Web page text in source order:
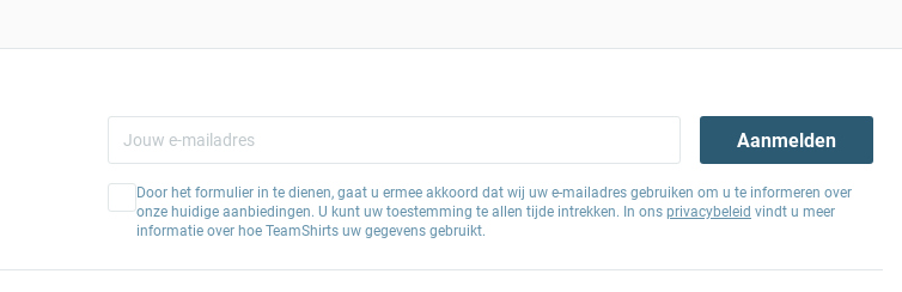
Aanmelden
Door het formulier in te dienen, gaat u ermee akkoord dat wij uw e-mailadres gebruiken om u te informeren over
onze huidige aanbiedingen. U kunt uw toestemming te allen tijde intrekken. In ons privacybeleid vindt u meer
informatie over hoe TeamShirts uw gegevens gebruikt.